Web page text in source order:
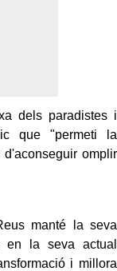
dels paradistes i
que "permeti la
omplir
manté la seva
la seva actual
i millora